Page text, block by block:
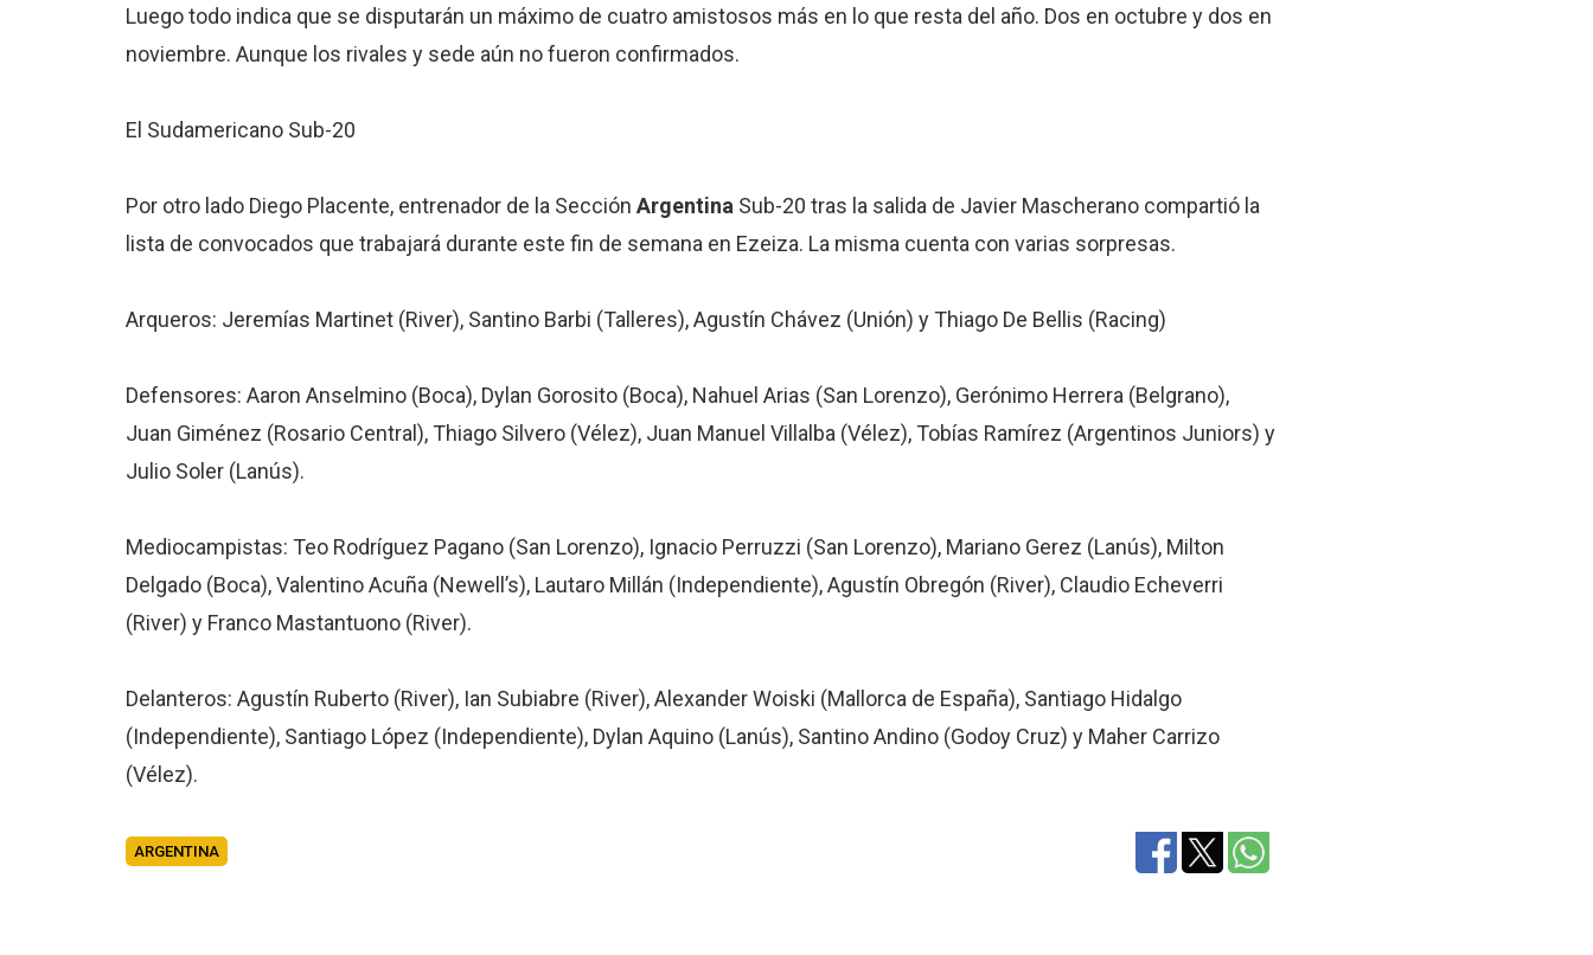
Luego todo indica que se disputarán un máximo de cuatro amistosos más en lo que resta del año. Dos en octubre y dos en
noviembre. Aunque los rivales y sede aún no fueron confirmados.
El Sudamericano Sub-20
Por otro lado Diego Placente, entrenador de la Sección Argentina Sub-20 tras la salida de Javier Mascherano compartió la
lista de convocados que trabajará durante este fin de semana en Ezeiza. La misma cuenta con varias sorpresas.
Arqueros: Jeremías Martinet (River), Santino Barbi (Talleres), Agustín Chávez (Unión) y Thiago De Bellis (Racing)
Defensores: Aaron Anselmino (Boca), Dylan Gorosito (Boca), Nahuel Arias (San Lorenzo), Gerónimo Herrera (Belgrano),
Juan Giménez (Rosario Central), Thiago Silvero (Vélez), Juan Manuel Villalba (Vélez), Tobías Ramírez (Argentinos Juniors) y
Julio Soler (Lanús).
Mediocampistas: Teo Rodríguez Pagano (San Lorenzo), Ignacio Perruzzi (San Lorenzo), Mariano Gerez (Lanús), Milton
Delgado (Boca), Valentino Acuña (Newell’s), Lautaro Millán (Independiente), Agustín Obregón (River), Claudio Echeverri
(River) y Franco Mastantuono (River).
Delanteros: Agustín Ruberto (River), Ian Subiabre (River), Alexander Woiski (Mallorca de España), Santiago Hidalgo
(Independiente), Santiago López (Independiente), Dylan Aquino (Lanús), Santino Andino (Godoy Cruz) y Maher Carrizo
(Vélez).
ARGENTINA